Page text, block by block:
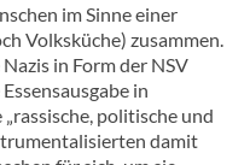
im Sinne einer
Volksküche) zusammen.
in Form der NSV
in
politische und
damit